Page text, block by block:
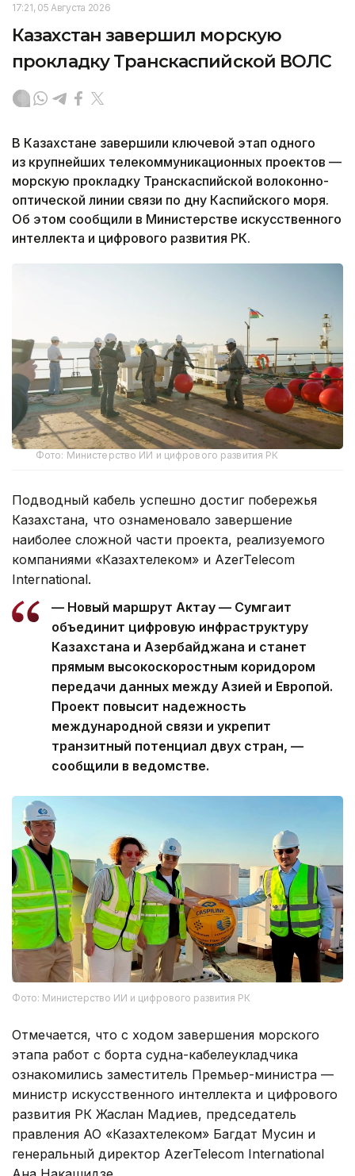
17:21, 05 Августа 2026
Казахстан завершил морскую
прокладку Транскаспийской ВОЛС
В Казахстане завершили ключевой этап одного
из крупнейших телекоммуникационных проектов —
морскую прокладку Транскаспийской волоконно-
оптической линии связи по дну Каспийского моря.
Об этом сообщили в Министерстве искусственного
интеллекта и цифрового развития РК.
Фото: Министерство ИИ и цифрового развития РК
Подводный кабель успешно достиг побережья
Казахстана, что ознаменовало завершение
наиболее сложной части проекта, реализуемого
компаниями «Казахтелеком» и AzerTelecom
International.
— Новый маршрут Актау — Сумгаит
объединит цифровую инфраструктуру
Казахстана и Азербайджана и станет
прямым высокоскоростным коридором
передачи данных между Азией и Европой.
Проект повысит надежность
международной связи и укрепит
транзитный потенциал двух стран, —
сообщили в ведомстве.
Фото: Министерство ИИ и цифрового развития РК
Отмечается, что с ходом завершения морского
этапа работ с борта судна-кабелеукладчика
ознакомились заместитель Премьер-министра —
министр искусственного интеллекта и цифрового
развития РК Жаслан Мадиев, председатель
правления АО «Казахтелеком» Багдат Мусин и
генеральный директор AzerTelecom International